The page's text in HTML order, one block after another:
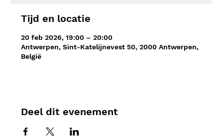
Tijd en locatie
20 feb 2026, 19:00 – 20:00
Antwerpen, Sint-Katelijnevest 50, 2000 Antwerpen,
België
Deel dit evenement